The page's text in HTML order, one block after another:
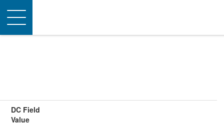
Toggle
navigation
DC Field
Value